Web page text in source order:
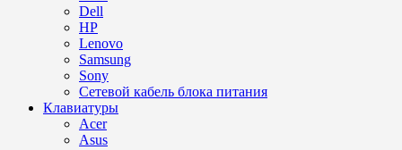
Dell
HP
Lenovo
Samsung
Sony
Сетевой кабель блока питания
Клавиатуры
Acer
Asus